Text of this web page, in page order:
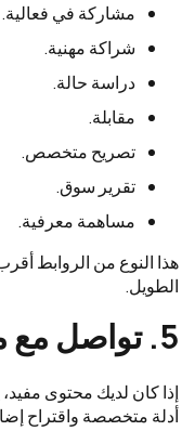
مشاركة في فعالية.
شراكة مهنية.
دراسة حالة.
مقابلة.
تصريح متخصص.
تقرير سوق.
مساهمة معرفية.
هذا النوع من الروابط
الطويل.
5. تواصل مع مواقع مرتبطة بمجالك
إذا كان لديك محتوى
أدلة متخصصة واقتراح